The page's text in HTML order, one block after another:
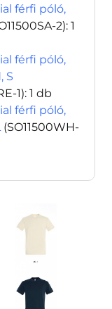
férfi póló,
2): 1
férfi póló,
S
1): 1 db
férfi póló,
(SO11500WH-